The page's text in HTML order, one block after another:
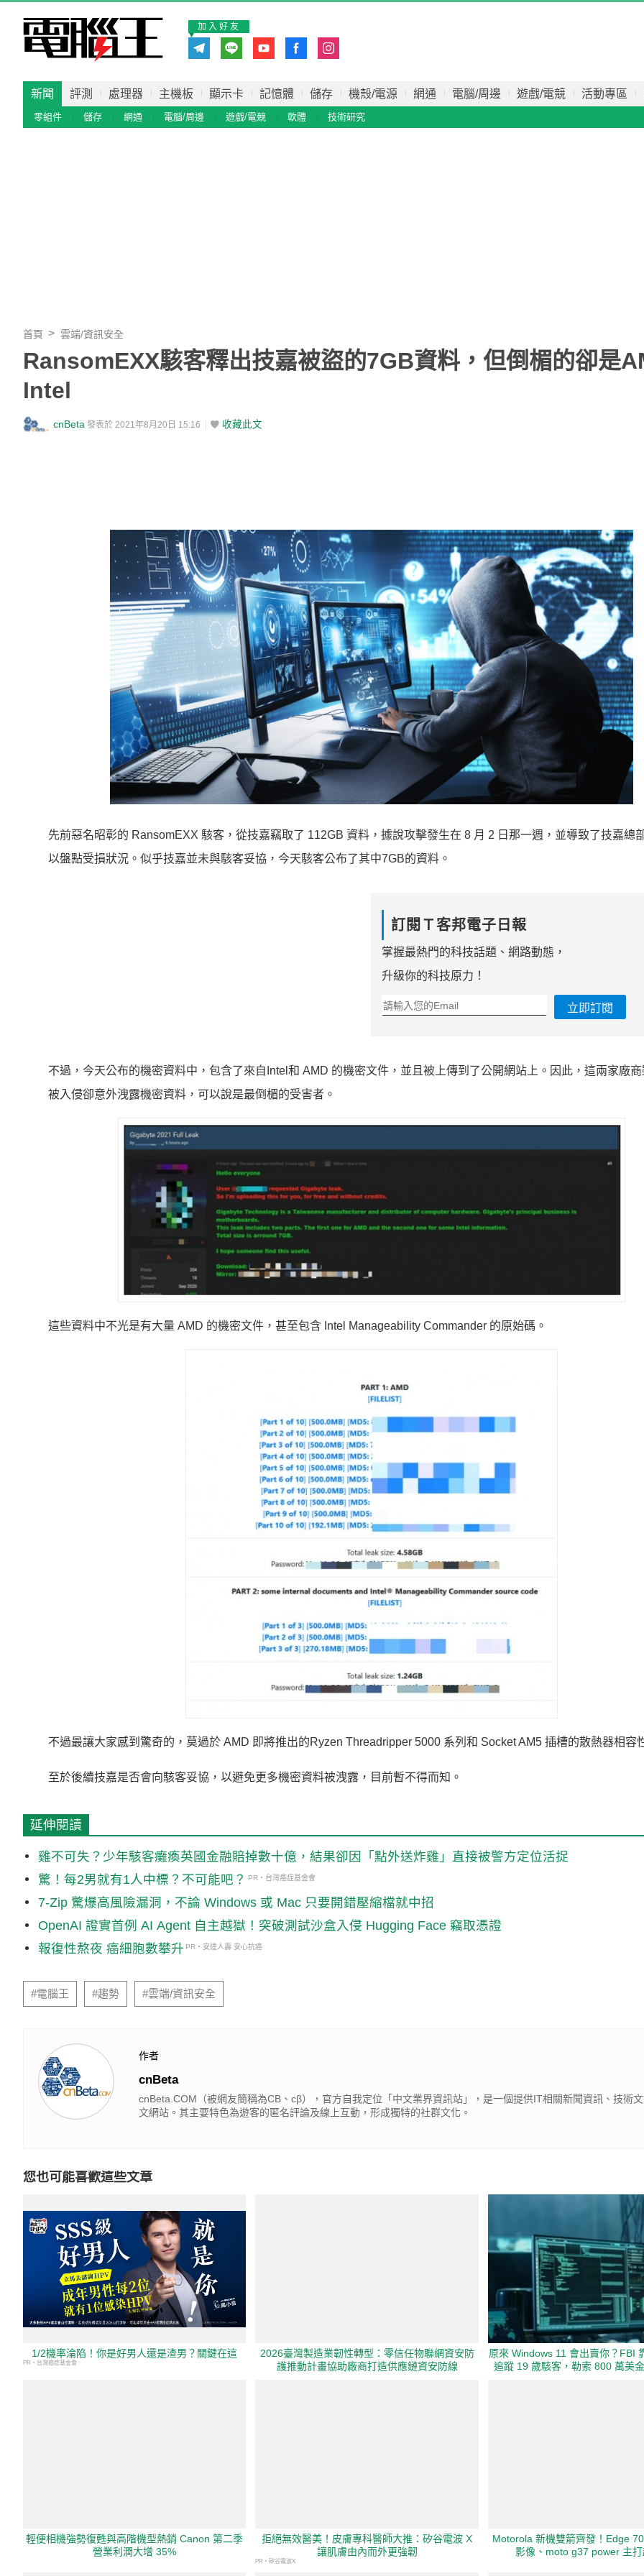
加入好友
新聞 評測 處理器 主機板 顯示卡 記憶體 儲存 機殼/電源 網通 電腦/周邊 遊戲/電競 活動專區
零組件 儲存 網通 電腦/周邊 遊戲/電競 軟體 技術研究
首頁 雲端/資訊安全
RansomEXX駭客釋出技嘉被盜的7GB資料，但倒楣的卻是
Intel
cnBeta 發表於 2021年8月20日 15:16 收藏此文
先前惡名昭彰的 RansomEXX 駭客，從技嘉竊取了 112GB 資料，據說攻擊發生在 8 月 2 日那一週，並導致了技嘉總
以盤點受損狀況。似乎技嘉並未與駭客妥協，今天駭客公布了其中7GB的資料。
訂閱Ｔ客邦電子日報
掌握最熱門的科技話題、網路動態，
升級你的科技原力！
立即訂閱
不過，今天公布的機密資料中，包含了來自Intel和 AMD 的機密文件，並且被上傳到了公開網站上。因此，這兩家廠
被入侵卻意外洩露機密資料，可以說是最倒楣的受害者。
這些資料中不光是有大量 AMD 的機密文件，甚至包含 Intel Manageability Commander 的原始碼。
不過最讓大家感到驚奇的，莫過於 AMD 即將推出的Ryzen Threadripper 5000 系列和 Socket AM5 插槽的散熱器相容
至於後續技嘉是否會向駭客妥協，以避免更多機密資料被洩露，目前暫不得而知。
延伸閱讀
雞不可失？少年駭客癱瘓英國金融賠掉數十億，結果卻因「點外送炸雞」直接被警方定位活捉
驚！每2男就有1人中標？不可能吧？
PR・台灣癌症基金會
7-Zip 驚爆高風險漏洞，不論 Windows 或 Mac 只要開錯壓縮檔就中招
OpenAI 證實首例 AI Agent 自主越獄！突破測試沙盒入侵 Hugging Face 竊取憑證
報復性熬夜 癌細胞數攀升 PR・安達人壽 安心抗癌
#電腦王 #趨勢 #雲端/資訊安全
作者
cnBeta
cnBeta.COM（被網友簡稱為CB、cβ），官方自我定位「中文業界資訊站」，是一個提供IT相關新聞資訊、技術
文網站。其主要特色為遊客的匿名評論及線上互動，形成獨特的社群文化。
您也可能喜歡這些文章
1/2機率淪陷！你是好男人還是渣男？關鍵在這
PR・台灣癌症基金會
2026臺灣製造業韌性轉型：零信任物聯網資安防
護推動計畫協助廠商打造供應鏈資安防線
原來 Windows 11 會出賣你？FBI
追蹤 19 歲駭客，勒索 800 萬美
輕便相機強勢復甦與高階機型熱銷 Canon 第二季
營業利潤大增 35%
拒絕無效醫美！皮膚專科醫師大推：矽谷電波 X
讓肌膚由內而外更強韌
PR・矽谷電波X
Motorola 新機雙箭齊發！Edge
影像、moto g37 power 主